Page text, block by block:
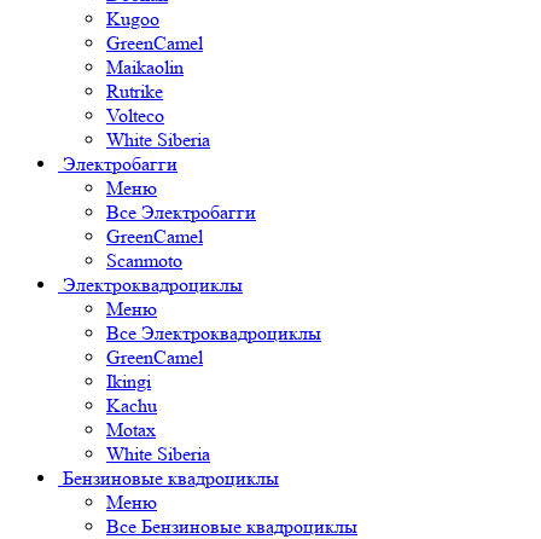
Kugoo
GreenCamel
Maikaolin
Rutrike
Volteco
White Siberia
Электробагги
Меню
Все Электробагги
GreenCamel
Scanmoto
Электроквадроциклы
Меню
Все Электроквадроциклы
GreenCamel
Ikingi
Kachu
Motax
White Siberia
Бензиновые квадроциклы
Меню
Все Бензиновые квадроциклы